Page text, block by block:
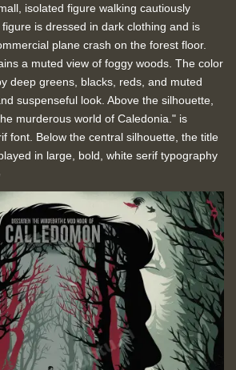
isolated figure walking cautiously
is dressed in dark clothing and is
plane crash on the forest floor.
a muted view of foggy woods. The color
deep greens, blacks, reds, and muted
suspenseful look. Above the silhouette,
murderous world of Caledonia." is
font. Below the central silhouette, the title
in large, bold, white serif typography